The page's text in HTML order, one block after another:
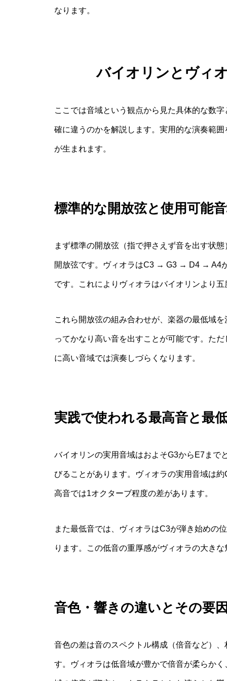
なります。
バイオリンとヴィ
ここでは音域という観点から見た具体的な数
確に違うのかを解説します。実用的な演奏範
が生まれます。
標準的な開放弦と使用可能
まず標準の開放弦（指で押さえず音を出す状
開放弦です。ヴィオラはC3 → G3 → D4 → A4
です。これによりヴィオラはバイオリンより
これら開放弦の組み合わせが、楽器の最低域
ってかなり高い音を出すことが可能です。た
に高い音域では演奏しづらくなります。
実践で使われる最高音と最
バイオリンの実用音域はおよそG3からE7まで
びることがあります。ヴィオラの実用音域は
高音では1オクターブ程度の差があります。
また最低音では、ヴィオラはC3が弾き始めの
ります。この低音の重厚感がヴィオラの大きな
音色・響きの違いとその要
音色の差は音のスペクトル構成（倍音など）
す。ヴィオラは低音域が豊かで倍音が柔らか